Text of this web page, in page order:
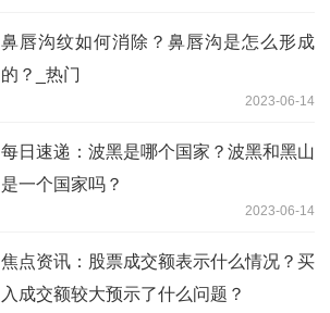
鼻唇沟纹如何消除？鼻唇沟是怎么形成
的？_热门
2023-06-14
每日速递：波黑是哪个国家？波黑和黑山
是一个国家吗？
2023-06-14
焦点资讯：股票成交额表示什么情况？买
入成交额较大预示了什么问题？